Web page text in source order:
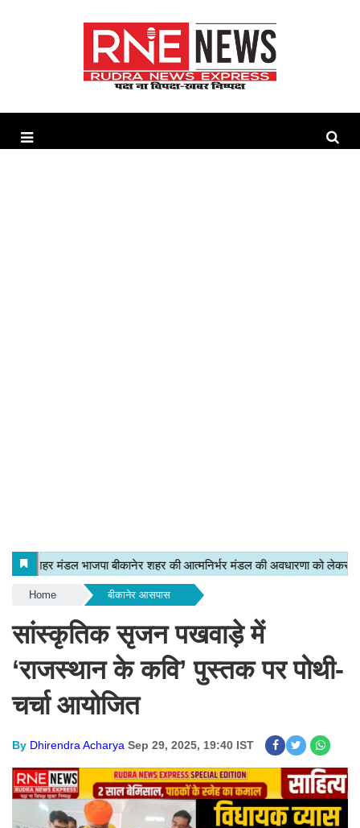
Home बीकानेर आसपास
सांस्कृतिक सृजन पखवाड़े में
‘राजस्थान के कवि’ पुस्तक पर पोथी-
चर्चा आयोजित
By Dhirendra Acharya Sep 29, 2025, 19:40 IST